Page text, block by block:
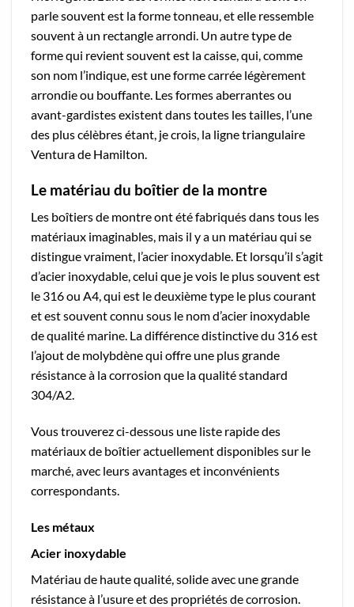
parle souvent est la forme tonneau, et elle ressemble
souvent à un rectangle arrondi. Un autre type de
forme qui revient souvent est la caisse, qui, comme
son nom l’indique, est une forme carrée légèrement
arrondie ou bouffante. Les formes aberrantes ou
avant-gardistes existent dans toutes les tailles, l’une
des plus célèbres étant, je crois, la ligne triangulaire
Ventura de Hamilton.
Le matériau du boîtier de la montre
Les boîtiers de montre ont été fabriqués dans tous les
matériaux imaginables, mais il y a un matériau qui se
distingue vraiment, l’acier inoxydable. Et lorsqu’il s’agit
d’acier inoxydable, celui que je vois le plus souvent est
le 316 ou A4, qui est le deuxième type le plus courant
et est souvent connu sous le nom d’acier inoxydable
de qualité marine. La différence distinctive du 316 est
l’ajout de molybdène qui offre une plus grande
résistance à la corrosion que la qualité standard
304/A2.
Vous trouverez ci-dessous une liste rapide des
matériaux de boîtier actuellement disponibles sur le
marché, avec leurs avantages et inconvénients
correspondants.
Les métaux
Acier inoxydable
Matériau de haute qualité, solide avec une grande
résistance à l’usure et des propriétés de corrosion.